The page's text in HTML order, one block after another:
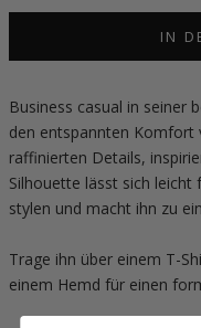
IN
Business casual in seiner
den entspannten Komfort
raffinierten Details,
Silhouette lässt sich leicht
stylen und macht ihn zu
Trage ihn über einem T-
einem Hemd für einen